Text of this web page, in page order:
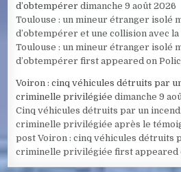
d’obtempérer dimanche 9 août 2026
Toulouse : un mineur étranger isolé
d’obtempérer et une collision avec
Toulouse : un mineur étranger isolé
d’obtempérer first appeared on
Voiron : cinq véhicules détruits par
criminelle privilégiée dimanche 9
Cinq véhicules détruits par un
criminelle privilégiée après le
post Voiron : cinq véhicules détruits
criminelle privilégiée first appeared